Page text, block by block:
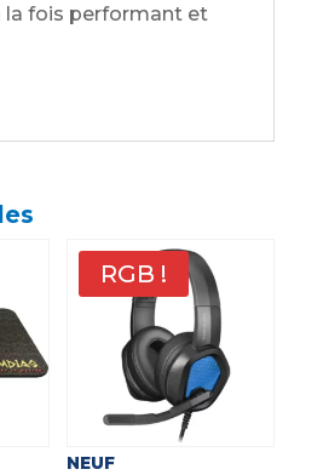
la fois performant et
RGB !
NEUF